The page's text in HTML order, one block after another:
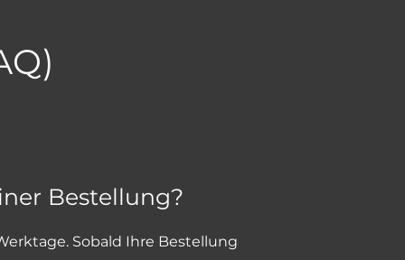
Bestellung?
Sobald Ihre Bestellung